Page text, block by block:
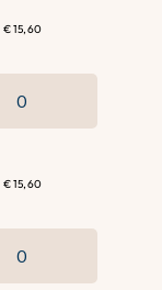
€ 15,60
€ 15,60